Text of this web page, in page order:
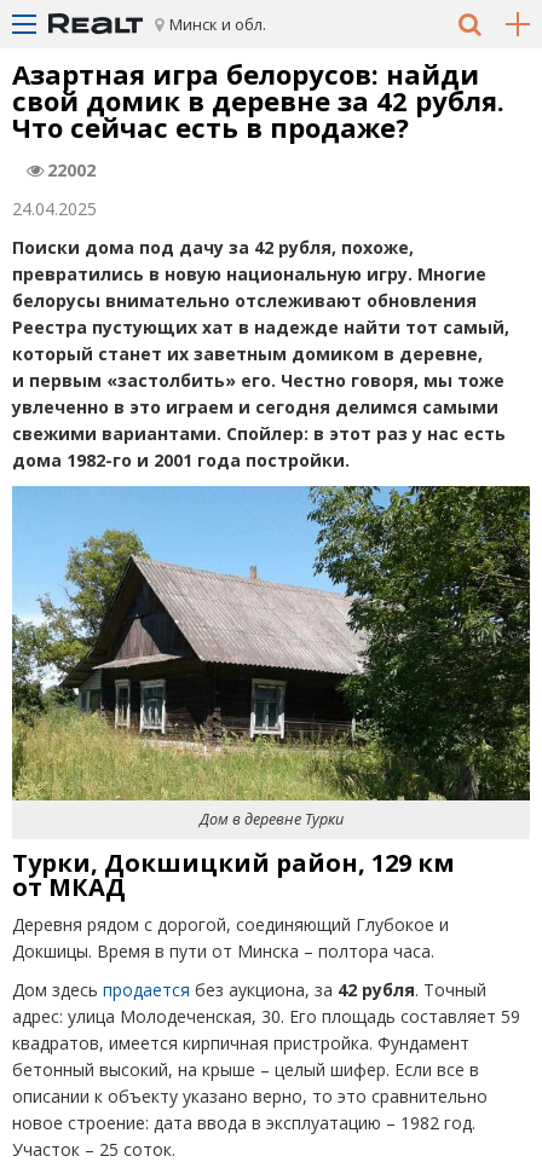
Минск и обл.
Азартная игра белорусов: найди
свой домик в деревне за 42 рубля.
Что сейчас есть в продаже?
22002
24.04.2025
Поиски дома под дачу за 42 рубля, похоже,
превратились в новую национальную игру. Многие
белорусы внимательно отслеживают обновления
Реестра пустующих хат в надежде найти тот самый,
который станет их заветным домиком в деревне,
и первым «застолбить» его. Честно говоря, мы тоже
увлеченно в это играем и сегодня делимся самыми
свежими вариантами. Спойлер: в этот раз у нас есть
дома 1982-го и 2001 года постройки.
Дом в деревне Турки
Турки, Докшицкий район, 129 км
от МКАД
Деревня рядом с дорогой, соединяющий Глубокое и
Докшицы. Время в пути от Минска – полтора часа.
Дом здесь продается без аукциона, за 42 рубля. Точный
адрес: улица Молодеченская, 30. Его площадь составляет 59
квадратов, имеется кирпичная пристройка. Фундамент
бетонный высокий, на крыше – целый шифер. Если все в
описании к объекту указано верно, то это сравнительно
новое строение: дата ввода в эксплуатацию – 1982 год.
Участок – 25 соток.